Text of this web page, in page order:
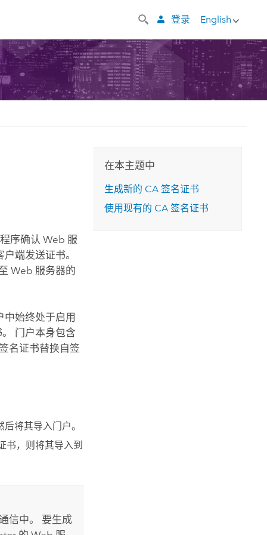
English
登录
序确认 Web 服
端发送证书。
Web 服务器的
中始终处于启用
门户本身包含
名证书替换自签
将其导入门户。
书，则将其导入到
信中。 要生成
在本主题中
生成新的 CA 签名证书
使用现有的 CA 签名证书